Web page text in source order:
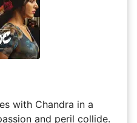
with Chandra in a
and peril collide.